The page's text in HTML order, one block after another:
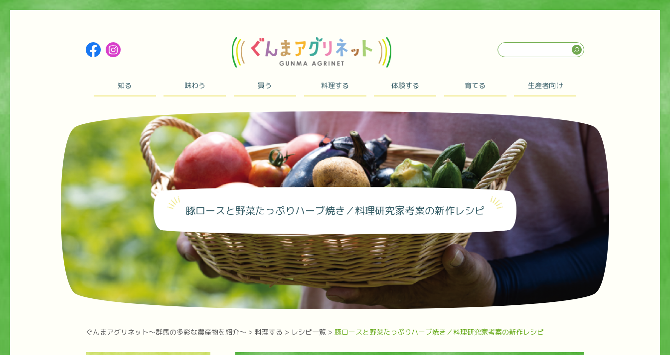
知る 味わう 買う 料理する 体験する 育てる 生産者向け
豚ロースと野菜たっぷりハーブ焼き／料理研究家考案の新作レシピ
ぐんまアグリネット～群馬の多彩な農産物を紹介～ > 料理する > レシピ一覧 > 豚ロースと野菜たっぷりハーブ焼き／料理研究家考案の新作レシピ